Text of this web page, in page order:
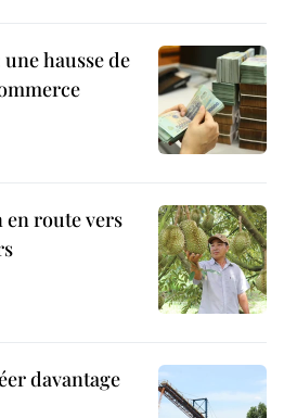
hausse de
route vers
davantage